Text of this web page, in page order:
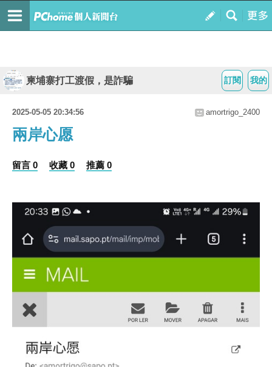
我的
訂閱
柬埔寨打工渡假，是詐騙
2025-05-05 20:34:56 amortrigo_2400
兩岸心愿
留言 0 收藏 0 推薦 0